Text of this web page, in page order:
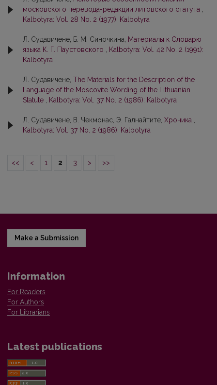
московского перевода-редакции литовского статута
Kalbotyra: Vol. 28 No. 2 (1977): Kalbotyra
Л. Судавичене, Б. М. Синочкина,
Материалы к Словарю
языкa К. Г. Пaустoвcкoгo
Kalbotyra: Vol. 42 No. 2 (1991):
Kalbotyra
Л. Судавичене, The Materials for the Description of the
Language of the Moscovite Wording of the Lithuanian
Statute
Kalbotyra: Vol. 37 No. 2 (1986): Kalbotyra
Л. Судавичене, В. Чекмонaс, Э. Галнaйтите, Хроника
Kalbotyra: Vol. 37 No. 2 (1986): Kalbotyra
<< < 1 2 3 > >>
Make a Submission
Information
For Readers
For Authors
For Librarians
Latest publications